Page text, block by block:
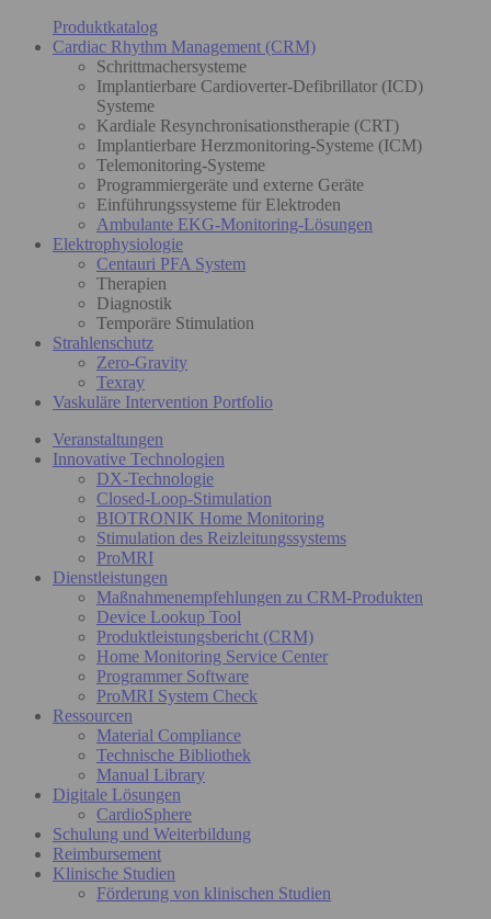
Produktkatalog
Cardiac Rhythm Management (CRM)
Schrittmachersysteme
Implantierbare Cardioverter-Defibrillator (ICD)
Systeme
Kardiale Resynchronisationstherapie (CRT)
Implantierbare Herzmonitoring-Systeme (ICM)
Telemonitoring-Systeme
Programmiergeräte und externe Geräte
Einführungssysteme für Elektroden
Ambulante EKG-Monitoring-Lösungen
Elektrophysiologie
Centauri PFA System
Therapien
Diagnostik
Temporäre Stimulation
Strahlenschutz
Zero-Gravity
Texray
Vaskuläre Intervention Portfolio
Veranstaltungen
Innovative Technologien
DX-Technologie
Closed-Loop-Stimulation
BIOTRONIK Home Monitoring
Stimulation des Reizleitungssystems
ProMRI
Dienstleistungen
Maßnahmenempfehlungen zu CRM-Produkten
Device Lookup Tool
Produktleistungsbericht (CRM)
Home Monitoring Service Center
Programmer Software
ProMRI System Check
Ressourcen
Material Compliance
Technische Bibliothek
Manual Library
Digitale Lösungen
CardioSphere
Schulung und Weiterbildung
Reimbursement
Klinische Studien
Förderung von klinischen Studien